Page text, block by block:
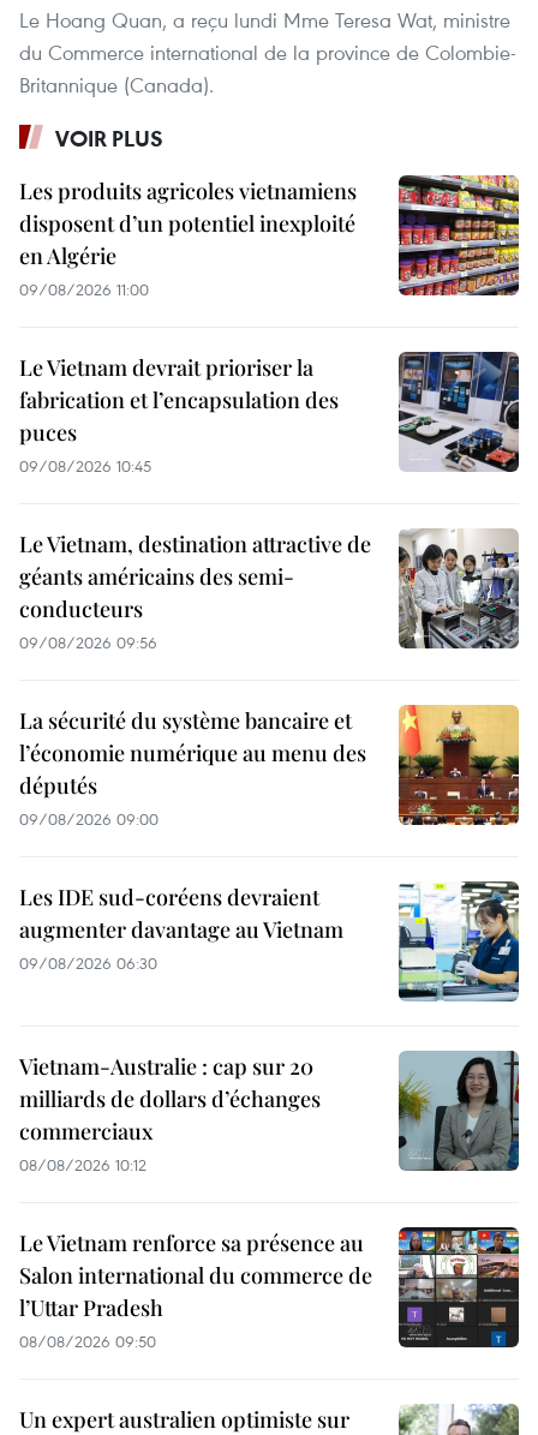
Le Hoang Quan, a reçu lundi Mme Teresa Wat, ministre
du Commerce international de la province de Colombie-
Britannique (Canada).
VOIR PLUS
Les produits agricoles vietnamiens
disposent d’un potentiel inexploité
en Algérie
09/08/2026 11:00
Le Vietnam devrait prioriser la
fabrication et l’encapsulation des
puces
09/08/2026 10:45
Le Vietnam, destination attractive de
géants américains des semi-
conducteurs
09/08/2026 09:56
La sécurité du système bancaire et
l’économie numérique au menu des
députés
09/08/2026 09:00
Les IDE sud-coréens devraient
augmenter davantage au Vietnam
09/08/2026 06:30
Vietnam-Australie : cap sur 20
milliards de dollars d’échanges
commerciaux
08/08/2026 10:12
Le Vietnam renforce sa présence au
Salon international du commerce de
l’Uttar Pradesh
08/08/2026 09:50
Un expert australien optimiste sur